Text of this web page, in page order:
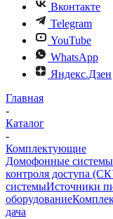
Вконтакте
Telegram
YouTube
WhatsApp
Яндекс.Дзен
Главная
-
Каталог
-
Комплектующие
Домофонные системы
контроля доступа
системыИсточники
оборудование
дача